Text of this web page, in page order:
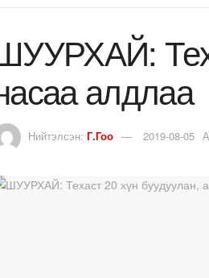
алдлаа
Нийтэлсэн: Г.Гоо 2019-08-05